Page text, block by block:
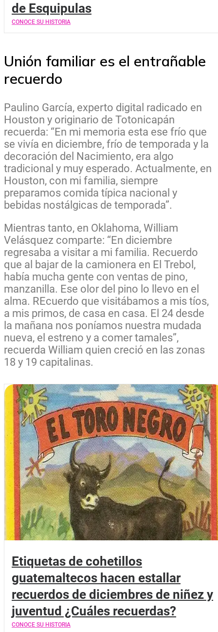
de Esquipulas
CONOCE SU HISTORIA
Unión familiar es el entrañable
recuerdo
Paulino García, experto digital radicado en
Houston y originario de Totonicapán
recuerda: “En mi memoria esta ese frío que
se vivía en diciembre, frío de temporada y la
decoración del Nacimiento, era algo
tradicional y muy esperado. Actualmente, en
Houston, con mi familia, siempre
preparamos comida típica nacional y
bebidas nostálgicas de temporada”.
Mientras tanto, en Oklahoma, William
Velásquez comparte: “En diciembre
regresaba a visitar a mi familia. Recuerdo
que al bajar de la camionera en El Trebol,
había mucha gente con ventas de pino,
manzanilla. Ese olor del pino lo llevo en el
alma. REcuerdo que visitábamos a mis tíos,
a mis primos, de casa en casa. El 24 desde
la mañana nos poníamos nuestra mudada
nueva, el estreno y a comer tamales”,
recuerda William quien creció en las zonas
18 y 19 capitalinas.
Etiquetas de cohetillos
guatemaltecos hacen estallar
recuerdos de diciembres de niñez y
juventud ¿Cuáles recuerdas?
CONOCE SU HISTORIA